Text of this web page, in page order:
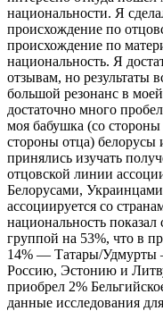
национальности. Я
происхождение по
происхождение по
национальность. Я
отзывам, но результаты
большой резонанс в
достаточно много
моя бабушка (со стороны
стороны отца)
принялись изучать
отцовской линии
Белорусами,
ассоциируется со
национальность
группой на 53%, что в
14% — Татары/Удмурты
Россию, Эстонию и
приобрел 2%
данные исследования